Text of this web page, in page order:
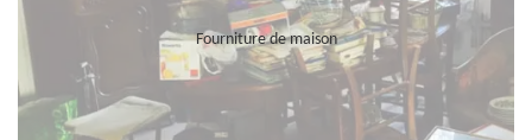
Fourniture de maison